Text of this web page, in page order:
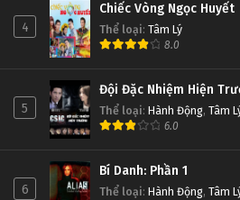
4
Chiếc Vòng Ngọc Huyết
Thể loại: Tâm Lý
8.0
5
Đội Đặc Nhiệm Hiện
Thể loại: Hành Động, Tâm
6.0
6
Bí Danh: Phần 1
Thể loại: Hành Động, Tâm